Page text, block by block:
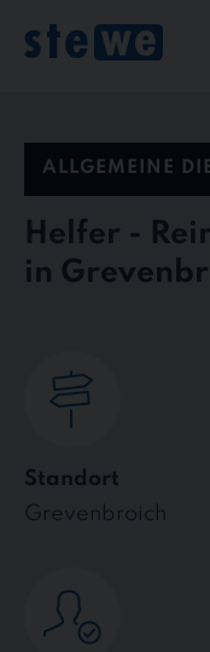
content
ALLGEMEINE
Helfer -
in
Standort
Grevenbroich